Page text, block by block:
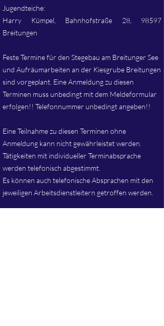
Jugendteiche:
Harry Kümpel, Bahnhofstraße 28, 98597
Breitungen
Feste Termine für den Stegebau am Breitunger See
und Aufräumarbeiten an der Kiesgrube Breitungen
sind vorgeplant. Eine Anmeldung zu diesen
Terminen muss unbedingt mit dem Meldeformular
erfolgen!! Telefonnummer unbedingt angeben!!
Eine Teilnahme zu diesen Terminen ohne
Anmeldung kann nicht gewährleistet werden.
Tätigkeiten mit individueller Terminabsprache
werden telefonisch abgestimmt.
Es können auch telefonische Absprachen mit den
jeweiligen Arbeitsdienstleitern getroffen werden.